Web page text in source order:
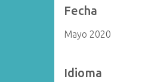
Fecha
Mayo 2020
Idioma